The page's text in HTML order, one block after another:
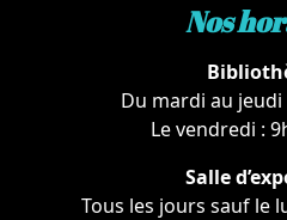
Nos
Du mardi au jeudi
Le vendredi :
Salle
Tous les jours sauf le